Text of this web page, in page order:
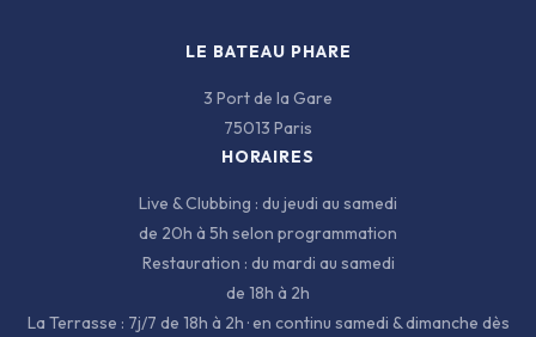
LE BATEAU PHARE
3 Port de la Gare
75013 Paris
HORAIRES
Live & Clubbing : du jeudi au samedi
de 20h à 5h selon programmation
Restauration : du mardi au samedi
de 18h à 2h
La Terrasse : 7j/7 de 18h à 2h · en continu samedi & dimanche dès